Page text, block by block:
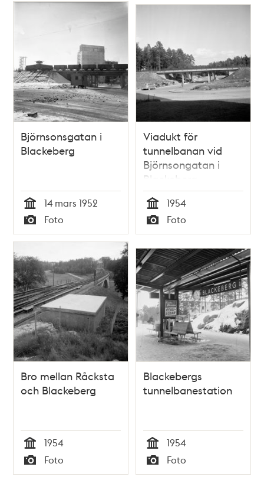
Björnsonsgatan i
Blackeberg
Tid
14 mars 1952
Typ
Foto
Viadukt för
tunnelbanan vid
Björnsongatan i
Blackeberg
Tid
1954
Typ
Foto
Bro mellan Råcksta
och Blackeberg
Tid
1954
Typ
Foto
Blackebergs
tunnelbanestation
Tid
1954
Typ
Foto